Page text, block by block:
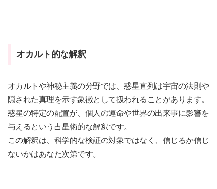
オカルト的な解釈
オカルトや神秘主義の分野では、惑星直列は宇宙の法則や
隠された真理を示す象徴として扱われることがあります。
惑星の特定の配置が、個人の運命や世界の出来事に影響を
与えるという占星術的な解釈です。
この解釈は、科学的な検証の対象ではなく、信じるか信じ
ないかはあなた次第です。